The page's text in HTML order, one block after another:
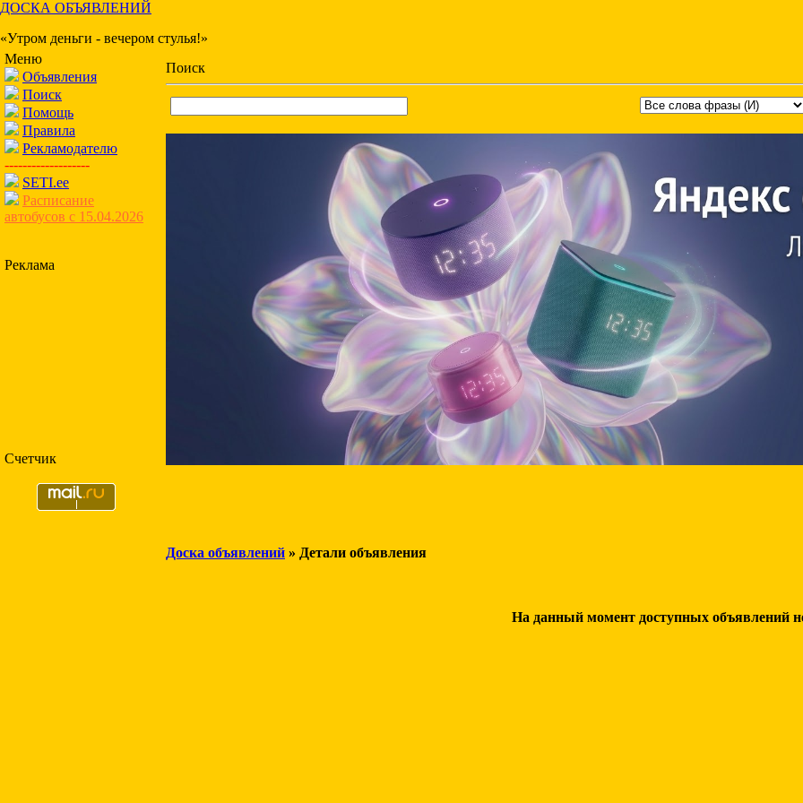
ДОСКА ОБЪЯВЛЕНИЙ
«Утром деньги - вечером стулья!»
Меню
Объявления
Поиск
Помощь
Правила
Рекламодателю
-------------------
SETI.ee
Расписание
автобусов с 15.04.2026
Реклама
Счетчик
Поиск
Доска объявлений » Детали объявления
На данный момент доступных объявлений